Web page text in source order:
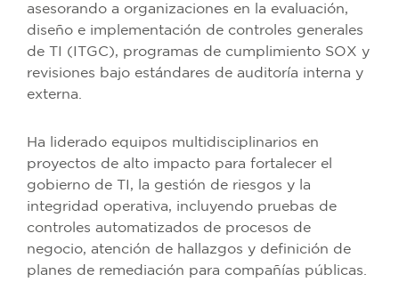
asesorando a organizaciones en la evaluación,
diseño e implementación de controles generales
de TI (ITGC), programas de cumplimiento SOX y
revisiones bajo estándares de auditoría interna y
externa.
Ha liderado equipos multidisciplinarios en
proyectos de alto impacto para fortalecer el
gobierno de TI, la gestión de riesgos y la
integridad operativa, incluyendo pruebas de
controles automatizados de procesos de
negocio, atención de hallazgos y definición de
planes de remediación para compañías públicas.